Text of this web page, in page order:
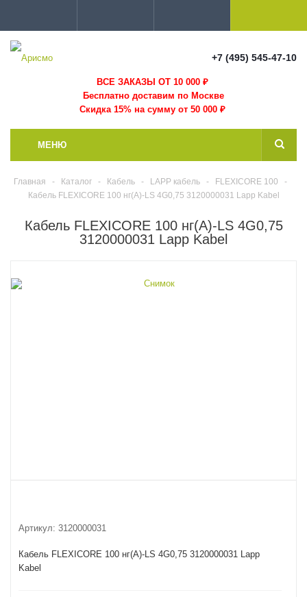
+7 (495) 545-47-10
ВСЕ ЗАКАЗЫ ОТ 10 000₽
Бесплатно доставим по Москве
Скидка 15% на сумму от 50 000 ₽
МЕНЮ
Главная - Каталог - Кабель - LAPP кабель - FLEXICORE 100
-
Кабель FLEXICORE 100 нг(А)-LS 4G0,75 3120000031 Lapp Kabel
Кабель FLEXICORE 100 нг(А)-LS 4G0,75
3120000031 Lapp Kabel
Артикул: 3120000031
Кабель FLEXICORE 100 нг(А)-LS 4G0,75 3120000031 Lapp
Kabel